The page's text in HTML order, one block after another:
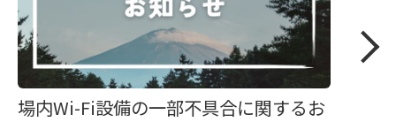
場内Wi-Fi設備の一部不具合に関するお